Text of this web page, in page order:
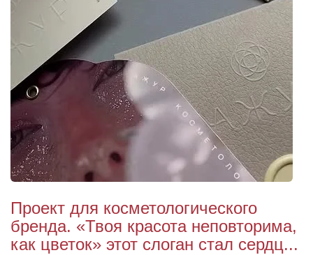
Проект для косметологического
бренда. «Твоя красота неповторима,
как цветок» этот слоган стал сердц...